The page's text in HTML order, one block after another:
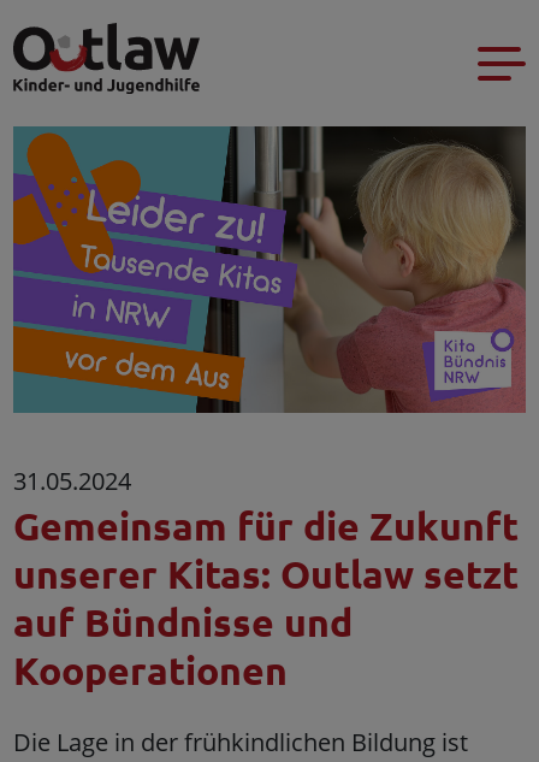
31.05.2024
Gemeinsam für die Zukunft
unserer Kitas: Outlaw setzt
auf Bündnisse und
Kooperationen
Die Lage in der frühkindlichen Bildung ist